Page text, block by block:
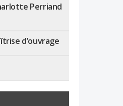
Perriand
d’ouvrage